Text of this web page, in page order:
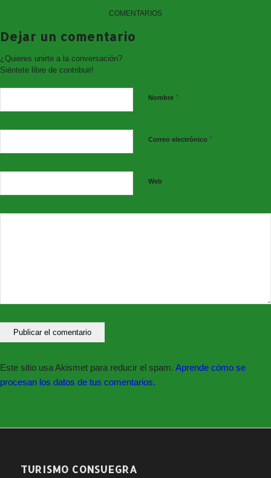
Concejalía de Servicios Sociales,
Excmo. Ayuntamiento de Consuegra
Convento PPFF)
centromujer@aytoconsuegra.es
Síguenos en nuestras redes sociales:
COMENTARIOS
Dejar un comentario
¿Quieres unirte a la conversación?
Siéntete libre de contribuir!
Nombre *
Correo electrónico *
Web
Este sitio usa Akismet para reducir el spam. Aprende cómo se
procesan los datos de tus comentarios.
TURISMO CONSUEGRA